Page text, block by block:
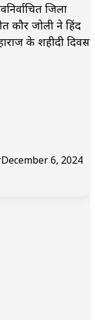
जिला
कौर जोली ने हिंद
के शहीदी दिवस
December 6, 2024